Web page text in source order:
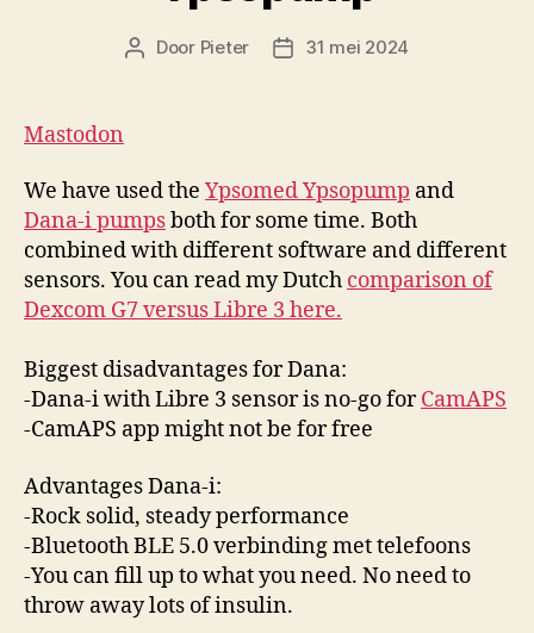
Berichtauteur
Door Pieter Berichtdatum
31 mei 2024
Mastodon
We have used the Ypsomed Ypsopump and
Dana-i pumpsboth for some time. Both
combined with different software and different
sensors. You can read my Dutch comparison of
Dexcom G7 versus Libre 3 here.
Biggest disadvantages for Dana:
-Dana-i with Libre 3 sensor is no-go forCamAPS
-CamAPS app might not be for free
Advantages Dana-i:
-Rock solid, steady performance
-Bluetooth BLE 5.0 verbinding met telefoons
-You can fill up to what you need. No need to
throw away lots of insulin.